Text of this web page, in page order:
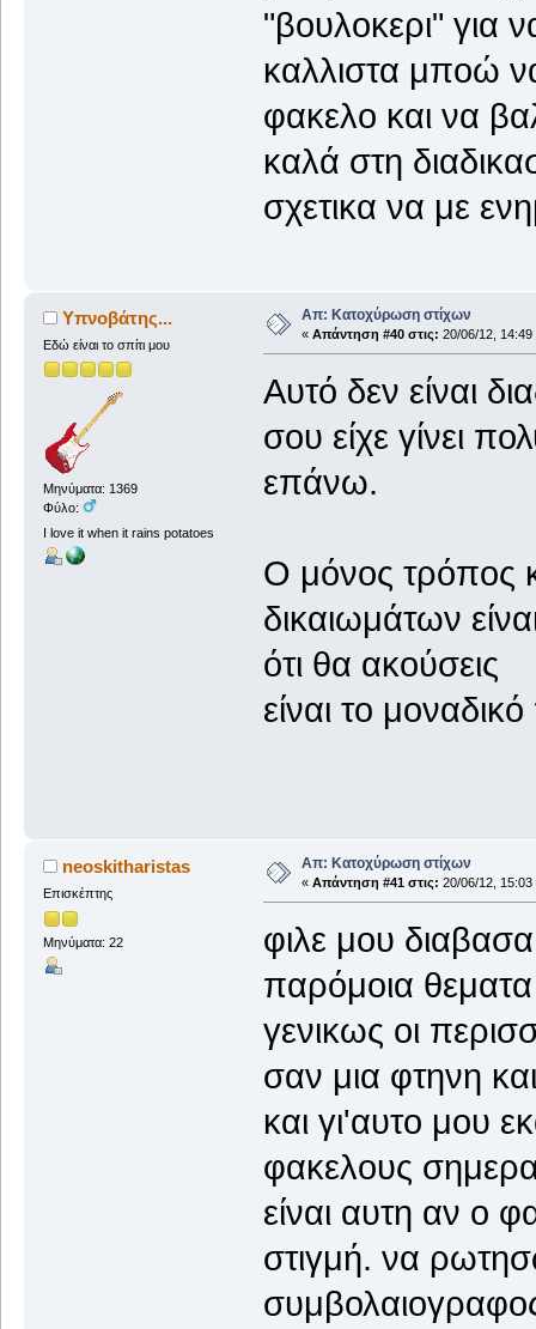
"βουλοκερι" για
καλλιστα μποώ
φακελο και να
καλά στη
σχετικα να με
Υπνοβάτης...
Εδώ είναι το σπίτι μου
Μηνύματα: 1369
Φύλο:
I love it when it rains potatoes
Απ: Κατοχύρωση στίχων
« Απάντηση #40 στις: 20/06/12, 14:49
Αυτό δεν είναι
σου είχε γίνει
επάνω.
Ο μόνος τρόπος
δικαιωμάτων
ότι θα ακούσεις
είναι το
neoskitharistas
Επισκέπτης
Μηνύματα: 22
Απ: Κατοχύρωση στίχων
« Απάντηση #41 στις: 20/06/12, 15:03
φιλε μου
παρόμοια θεματα
γενικως οι
σαν μια φτηνη
και γι'αυτο μου
φακελους
είναι αυτη αν ο
στιγμή. να